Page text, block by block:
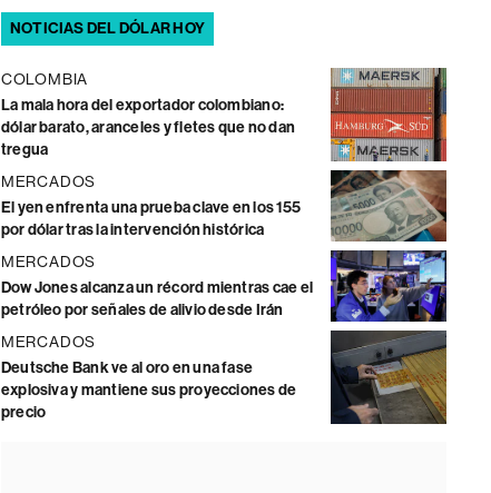
NOTICIAS DEL DÓLAR HOY
COLOMBIA
La mala hora del exportador colombiano:
dólar barato, aranceles y fletes que no dan
tregua
MERCADOS
El yen enfrenta una prueba clave en los 155
por dólar tras la intervención histórica
MERCADOS
Dow Jones alcanza un récord mientras cae el
petróleo por señales de alivio desde Irán
MERCADOS
Deutsche Bank ve al oro en una fase
explosiva y mantiene sus proyecciones de
precio